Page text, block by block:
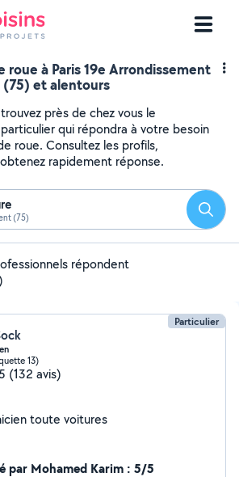
roue à Paris 19e Arrondissement
(75) et alentours
près de chez vous le
qui répondra à votre besoin
roue. Consultez les profils,
rapidement réponse.
(75)
répondent
Particulier
13)
(132 avis)
Mécanicien toute voitures
par Mohamed Karim : 5/5